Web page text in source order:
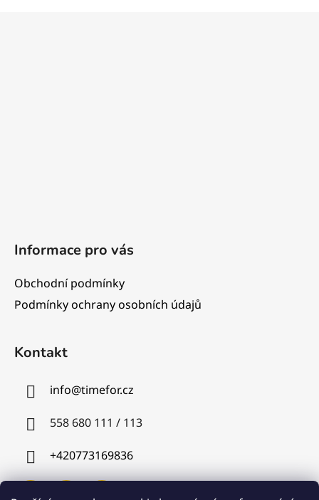
Informace pro vás
Obchodní podmínky
Podmínky ochrany osobních údajů
Kontakt
info@timefor.cz
558 680 111 / 113
+420773169836